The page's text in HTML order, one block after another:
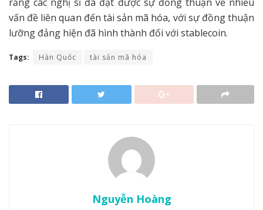
vấn đề liên quan đến tài sản mã hóa, với sự đồng thuận
lưỡng đảng hiện đã hình thành đối với stablecoin.
Tags: Hàn Quốc tài sản mã hóa
Nguyễn Hoàng